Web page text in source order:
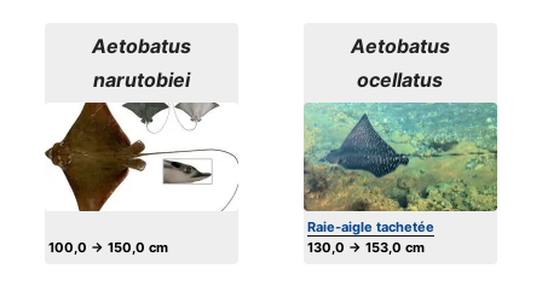
Aetobatus
narutobiei
100,0 → 150,0 cm
Aetobatus
ocellatus
Raie-aigle tachetée
130,0 → 153,0 cm